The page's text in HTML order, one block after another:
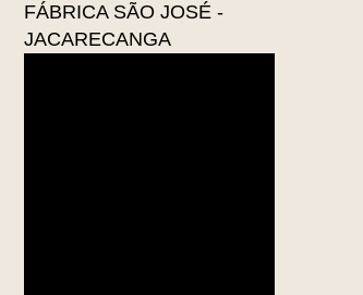
FÁBRICA SÃO JOSÉ -
JACARECANGA